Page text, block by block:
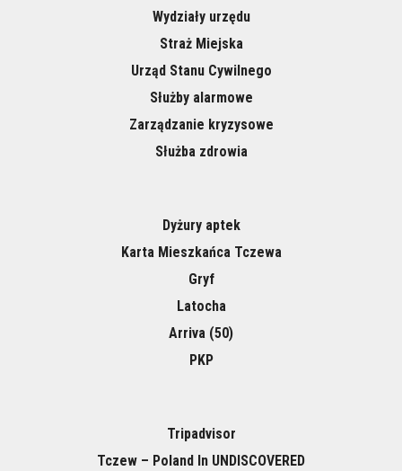
Wydziały urzędu
Straż Miejska
Urząd Stanu Cywilnego
Służby alarmowe
Zarządzanie kryzysowe
Służba zdrowia
Dyżury aptek
Karta Mieszkańca Tczewa
Gryf
Latocha
Arriva (50)
PKP
Tripadvisor
Tczew – Poland In UNDISCOVERED